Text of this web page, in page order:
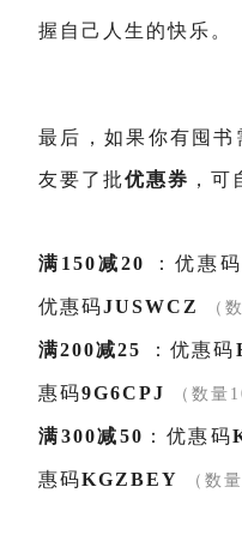
握自己人生的快乐。
最后，如果你有囤书
友要了批优惠券 ，
满150减20 ：优惠
优惠码JUSWCZ （
满200减25 ：优惠码
惠码9G6CPJ （数量
满300减50 ：优惠码
惠码KGZBEY （数